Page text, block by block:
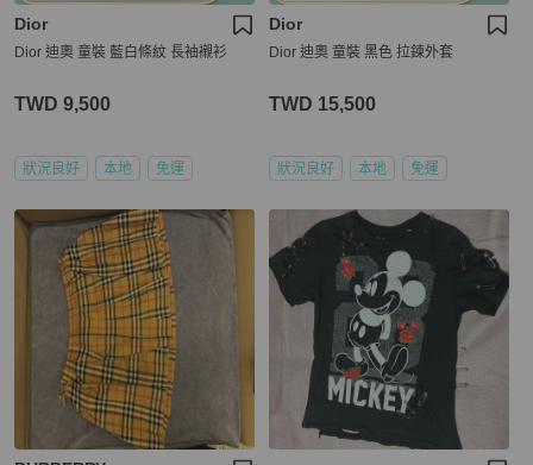
Dior
Dior 迪奧 童裝 藍白條紋 長袖襯衫
TWD 9,500
狀況良好 本地 免運
Dior
Dior 迪奧 童裝 黑色 拉鍊外套
TWD 15,500
狀況良好 本地 免運